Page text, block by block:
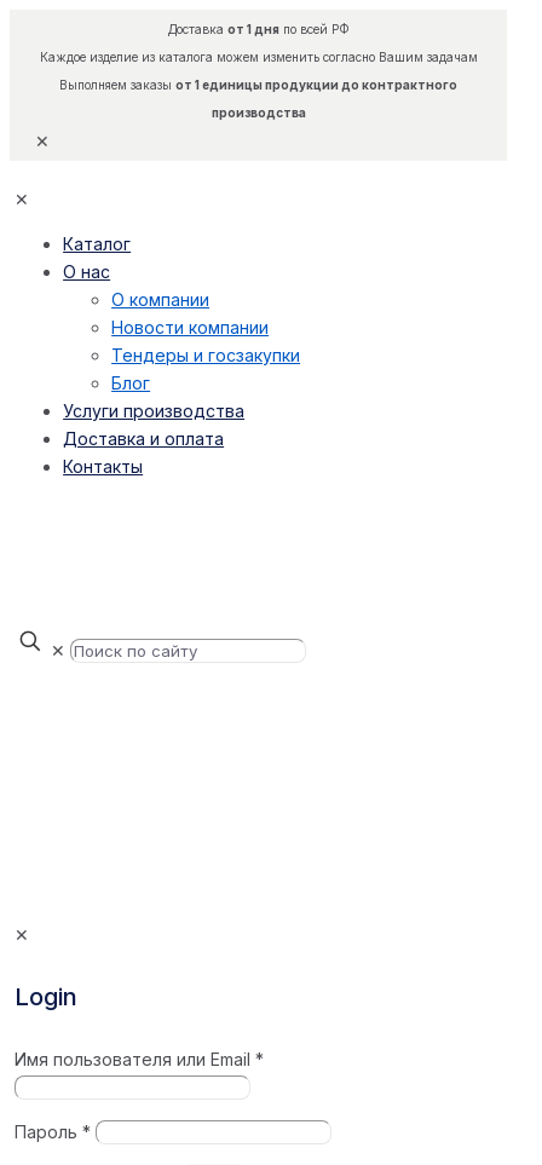
Доставка от 1 дняпо всей РФ
Каждое изделие из каталога можем изменить согласно Вашим задачам
Выполняем заказы от 1 единицы продукции до контрактного
производства
✕
✕
Каталог
О нас
О компании
Новости компании
Тендеры и госзакупки
Блог
Услуги производства
Доставка и оплата
Контакты
✕
✕
Login
Имя пользователя или Email*
Пароль*